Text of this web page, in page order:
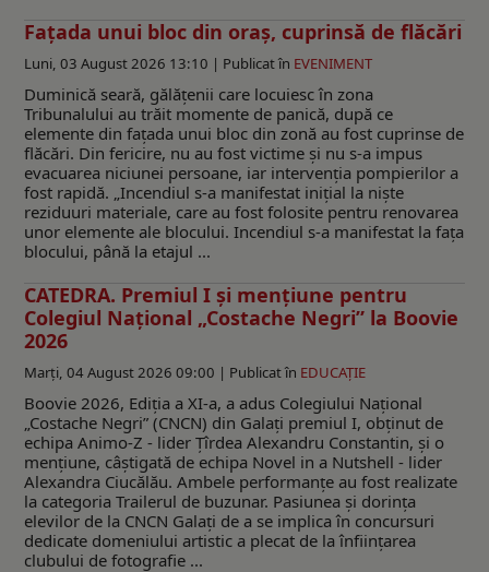
Fațada unui bloc din oraș, cuprinsă de flăcări
Luni, 03 August 2026 13:10 | Publicat în EVENIMENT
Duminică seară, gălățenii care locuiesc în zona
Tribunalului au trăit momente de panică, după ce
elemente din fațada unui bloc din zonă au fost cuprinse de
flăcări. Din fericire, nu au fost victime și nu s-a impus
evacuarea niciunei persoane, iar intervenţia pompierilor a
fost rapidă. „Incendiul s-a manifestat inițial la niște
reziduuri materiale, care au fost folosite pentru renovarea
unor elemente ale blocului. Incendiul s-a manifestat la fața
blocului, până la etajul ...
CATEDRA. Premiul I și mențiune pentru
Colegiul Național „Costache Negri” la Boovie
2026
Marți, 04 August 2026 09:00 | Publicat în EDUCAŢIE
Boovie 2026, Ediția a XI-a, a adus Colegiului Național
„Costache Negri” (CNCN) din Galați premiul I, obținut de
echipa Animo-Z - lider Țîrdea Alexandru Constantin, și o
mențiune, câștigată de echipa Novel in a Nutshell - lider
Alexandra Ciucălău. Ambele performanţe au fost realizate
la categoria Trailerul de buzunar. Pasiunea și dorința
elevilor de la CNCN Galați de a se implica în concursuri
dedicate domeniului artistic a plecat de la înființarea
clubului de fotografie ...